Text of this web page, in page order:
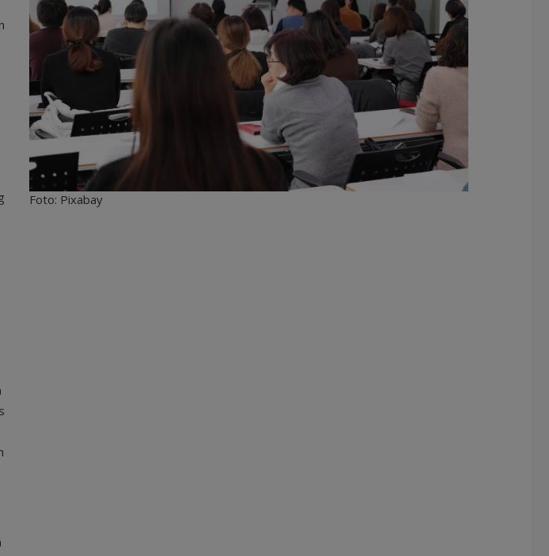
Foto: Pixabay